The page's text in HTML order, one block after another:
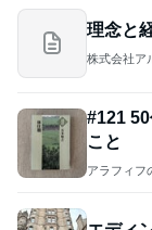
理念と
株式会社ア
#121
こと
アラフィフ